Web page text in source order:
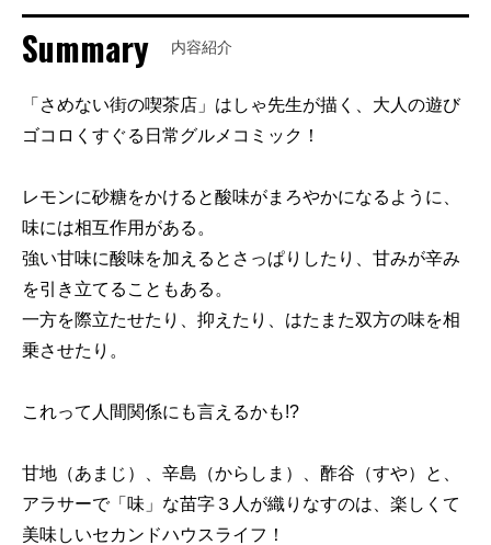
Summary 内容紹介
「さめない街の喫茶店」はしゃ先生が描く、大人の遊び
ゴコロくすぐる日常グルメコミック！
レモンに砂糖をかけると酸味がまろやかになるように、
味には相互作用がある。
強い甘味に酸味を加えるとさっぱりしたり、甘みが辛み
を引き立てることもある。
一方を際立たせたり、抑えたり、はたまた双方の味を相
乗させたり。
これって人間関係にも言えるかも!?
甘地（あまじ）、辛島（からしま）、酢谷（すや）と、
アラサーで「味」な苗字３人が織りなすのは、楽しくて
美味しいセカンドハウスライフ！